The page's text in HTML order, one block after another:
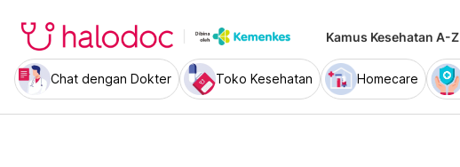
Kamus Kesehatan A-Z
Chat dengan Dokter Toko Kesehatan Homecare